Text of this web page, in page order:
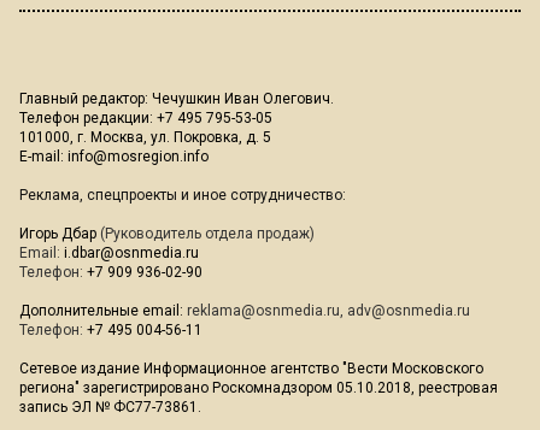
Главный редактор: Чечушкин Иван Олегович.
Телефон редакции: +7 495 795-53-05
101000, г. Москва, ул. Покровка, д. 5
E-mail: info@mosregion.info
Реклама, спецпроекты и иное сотрудничество:
Игорь Дбар (Руководитель отдела продаж)
Email: i.dbar@osnmedia.ru
Телефон: +7 909 936-02-90
Дополнительные email: reklama@osnmedia.ru, adv@osnmedia.ru
Телефон: +7 495 004-56-11
Сетевое издание Информационное агентство "Вести Московского
региона" зарегистрировано Роскомнадзором 05.10.2018, реестровая
запись ЭЛ № ФС77-73861.